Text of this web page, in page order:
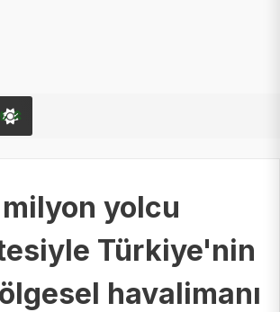
₺
yolcu
Türkiye'nin
havalimanı